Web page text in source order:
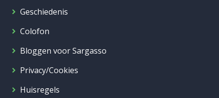
Geschiedenis
Colofon
Bloggen voor Sargasso
Privacy/Cookies
Huisregels